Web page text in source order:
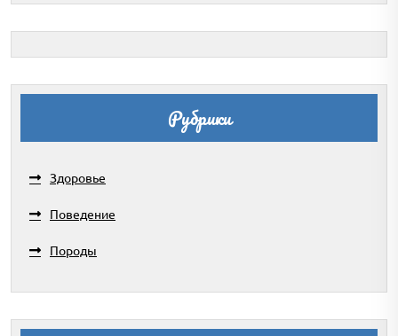
Рубрики
Здоровье
Поведение
Породы